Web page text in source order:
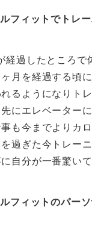
フィットでトレ
経過したところ
月を経過する頃
るようになりト
にエレベーター
も今までよりカ
を過ぎた今トレー
自分が一番驚いて
フィットのパー